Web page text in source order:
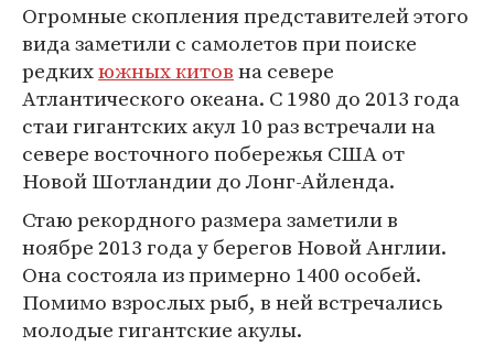
Огромные скопления представителей этого
вида заметили с самолетов при поиске
редкихюжных китовна севере
Атлантического океана. С 1980 до 2013 года
стаи гигантских акул 10 раз встречали на
севере восточного побережья США от
Новой Шотландии до Лонг-Айленда.
Стаю рекордного размера заметили в
ноябре 2013 года у берегов Новой Англии.
Она состояла из примерно 1400 особей.
Помимо взрослых рыб, в ней встречались
молодые гигантские акулы.